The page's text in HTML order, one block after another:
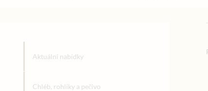
Mořské
Aktuální nabídky
Chléb, rohlíky a pečivo